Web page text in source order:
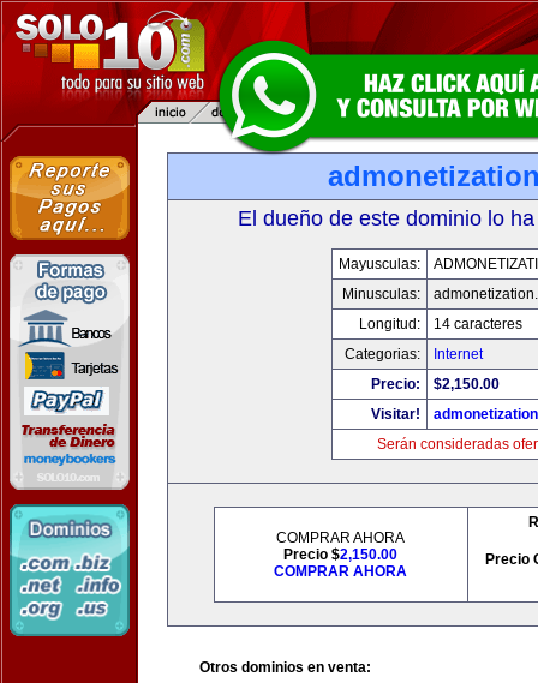
El dueño de este dominio lo
Mayusculas:
Minusculas:
Longitud:
14 caracteres
Categorias:
Internet
Precio:
$2,150.00
Visitar!
Serán consideradas
COMPRAR AHORA
Precio $2,150.00
COMPRAR AHORA
Precio
Otros dominios en venta: